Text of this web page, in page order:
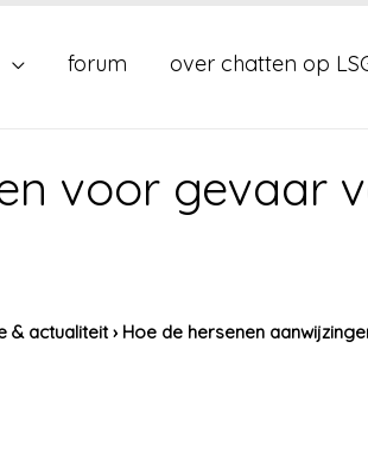
forum over chatten op
voor gevaar
& actualiteit › Hoe de hersenen